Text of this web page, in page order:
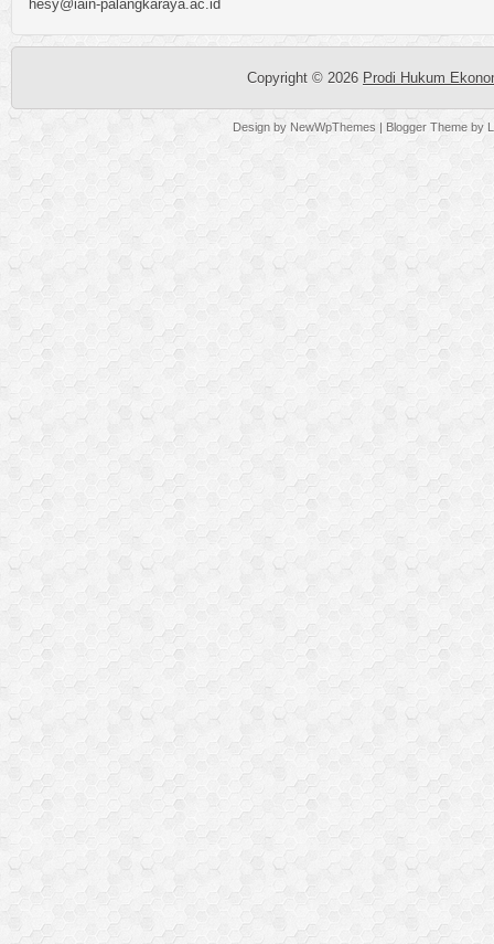
hesy@iain-palangkaraya.ac.id
Copyright © 2026 Prodi Hukum
Design by NewWpThemes | Blogger Theme by